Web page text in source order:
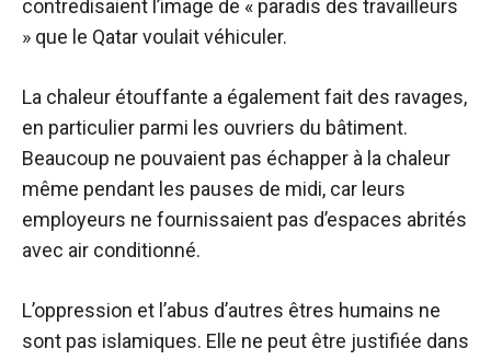
contredisaient l’image de « paradis des travailleurs
» que le Qatar voulait véhiculer.
La chaleur étouffante a également fait des ravages,
en particulier parmi les ouvriers du bâtiment.
Beaucoup ne pouvaient pas échapper à la chaleur
même pendant les pauses de midi, car leurs
employeurs ne fournissaient pas d’espaces abrités
avec air conditionné.
L’oppression et l’abus d’autres êtres humains ne
sont pas islamiques. Elle ne peut être justifiée dans